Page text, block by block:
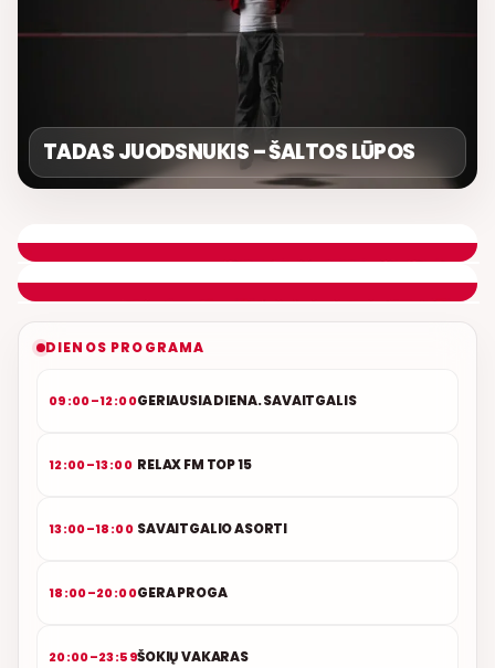
TADAS JUODSNUKIS – ŠALTOS LŪPOS
DIENOS PROGRAMA
09:00–12:00GERIAUSIA DIENA. SAVAITGALIS
12:00–13:00 RELAX FM TOP 15
13:00–18:00 SAVAITGALIO ASORTI
18:00–20:00GERA PROGA
20:00–23:59ŠOKIŲ VAKARAS